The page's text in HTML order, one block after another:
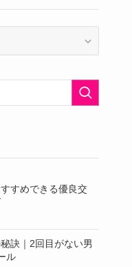
すめできる優良交
訣｜2回目がない男
ル